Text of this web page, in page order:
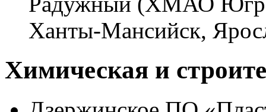
Ханты-Мансийск,
Химическая и